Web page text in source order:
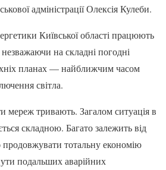
адміністрації Олексія Кулеби.
Київської області працюють
на складні погодні
планах — найближчим часом
світла.
мереж тривають. Загалом ситуація в
складною. Багато залежить від
продовжувати тотальну економію
подальших аварійних